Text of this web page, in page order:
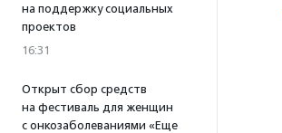
на поддержку социальных
проектов
16:31
Открыт сбор средств
на фестиваль для женщин
с онкозаболеваниями «Еще